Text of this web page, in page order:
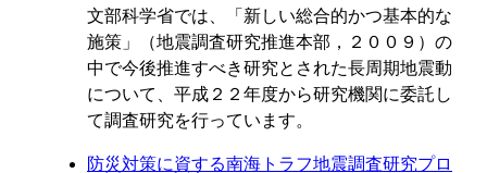
文部科学省では、「新しい総合的かつ基本的な
施策」（地震調査研究推進本部，２００９）の
中で今後推進すべき研究とされた長周期地震動
について、平成２２年度から研究機関に委託し
て調査研究を行っています。
防災対策に資する南海トラフ地震調査研究プロ